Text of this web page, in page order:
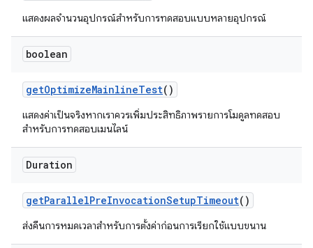
แสดงผลจำนวนอุปกรณ์สำหรับการทดสอบแบบหลายอุปกรณ์
boolean
getOptimizeMainlineTest()
แสดงค่าเป็นจริงหากเราควรเพิ่มประสิทธิภาพรายการโมดูลทดสอบ
สำหรับการทดสอบเมนไลน์
Duration
getParallelPreInvocationSetupTimeout()
ส่งคืนการหมดเวลาสำหรับการตั้งค่าก่อนการเรียกใช้แบบขนาน